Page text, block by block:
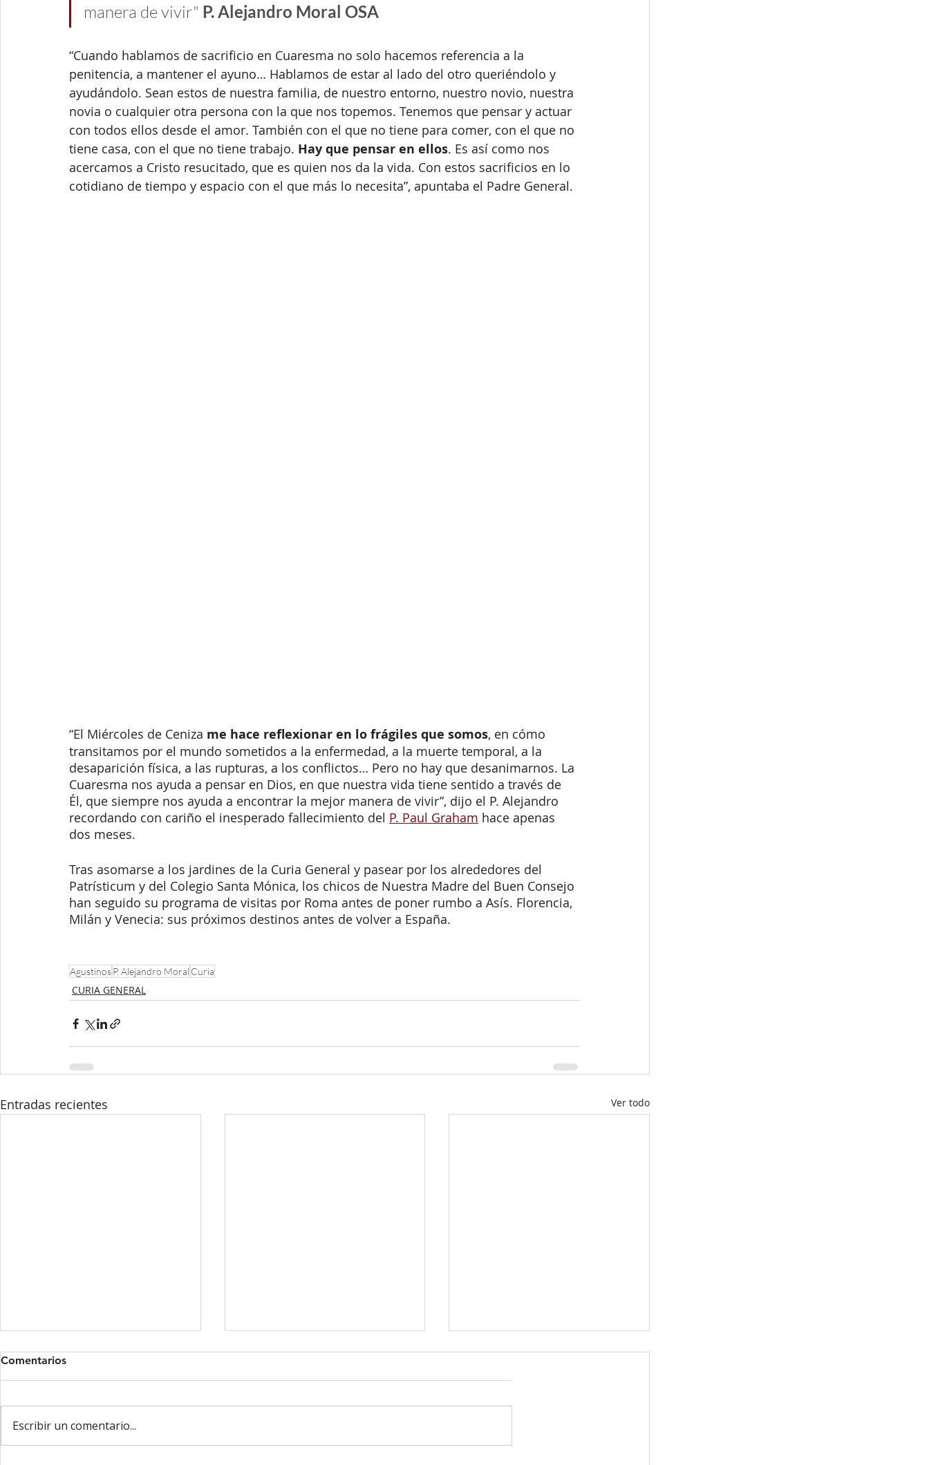
manera de vivir" P. Alejandro Moral OSA
“Cuando hablamos de sacrificio en Cuaresma no solo hacemos referencia a la
penitencia, a mantener el ayuno… Hablamos de estar al lado del otro queriéndolo y
ayudándolo. Sean estos de nuestra familia, de nuestro entorno, nuestro novio, nuestra
novia o cualquier otra persona con la que nos topemos. Tenemos que pensar y actuar
con todos ellos desde el amor. También con el que no tiene para comer, con el que no
tiene casa, con el que no tiene trabajo. Hay que pensar en ellos. Es así como nos
acercamos a Cristo resucitado, que es quien nos da la vida. Con estos sacrificios en lo
cotidiano de tiempo y espacio con el que más lo necesita”, apuntaba el Padre General.
“El Miércoles de Ceniza me hace reflexionar en lo frágiles que somos, en cómo
transitamos por el mundo sometidos a la enfermedad, a la muerte temporal, a la
desaparición física, a las rupturas, a los conflictos… Pero no hay que desanimarnos. La
Cuaresma nos ayuda a pensar en Dios, en que nuestra vida tiene sentido a través de
Él, que siempre nos ayuda a encontrar la mejor manera de vivir”, dijo el P. Alejandro
recordando con cariño el inesperado fallecimiento del P. Paul Graham hace apenas
dos meses.
Tras asomarse a los jardines de la Curia General y pasear por los alrededores del
Patrísticum y del Colegio Santa Mónica, los chicos de Nuestra Madre del Buen Consejo
han seguido su programa de visitas por Roma antes de poner rumbo a Asís. Florencia,
Milán y Venecia: sus próximos destinos antes de volver a España.
AgustinosP. Alejandro Moral Curia
CURIA GENERAL
Entradas recientes Ver todo
Comentarios
Escribir un comentario...